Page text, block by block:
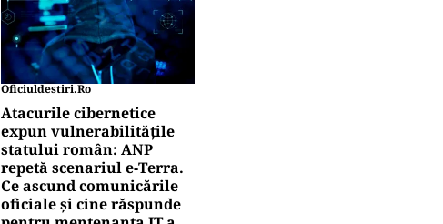
INTERNAȚIONAL
O bucată uriașă dintr-o rachetă SpaceX ar fi
impactul
Puterea Financiara
Țările UE reconfigurează conceptul
produselor, nu al țărilor
Puterea Financiara